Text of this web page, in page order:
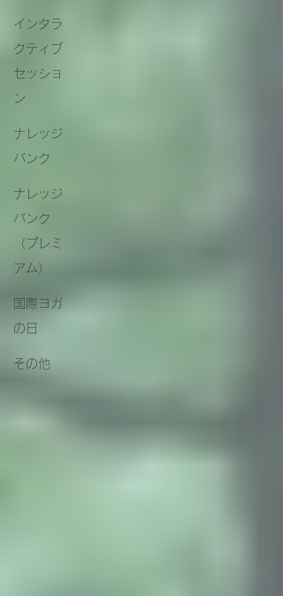
インタラ
クティブ
セッショ
ン
ナレッジ
バンク
ナレッジ
バンク
（プレミ
アム）
国際ヨガ
の日
その他